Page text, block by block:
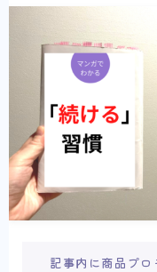
寝室づくり
記事内に商品プ